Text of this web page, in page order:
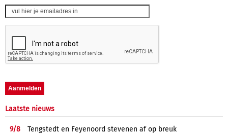
Laatste nieuws
9/8
Tengstedt en Feyenoord stevenen af op breuk